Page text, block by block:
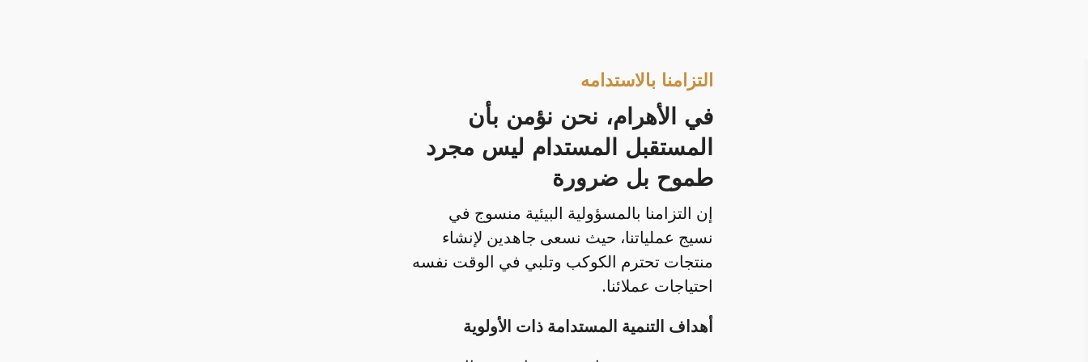
التزامنا بالاستدامه
في الأهرام، نحن نؤمن بأن
المستقبل المستدام ليس مجرد
طموح بل ضرورة
إن التزامنا بالمسؤولية البيئية منسوج في
نسيج عملياتنا، حيث نسعى جاهدين لإنشاء
منتجات تحترم الكوكب وتلبي في الوقت نفسه
احتياجات عملائنا.
أهداف التنمية المستدامة ذات الأولوية